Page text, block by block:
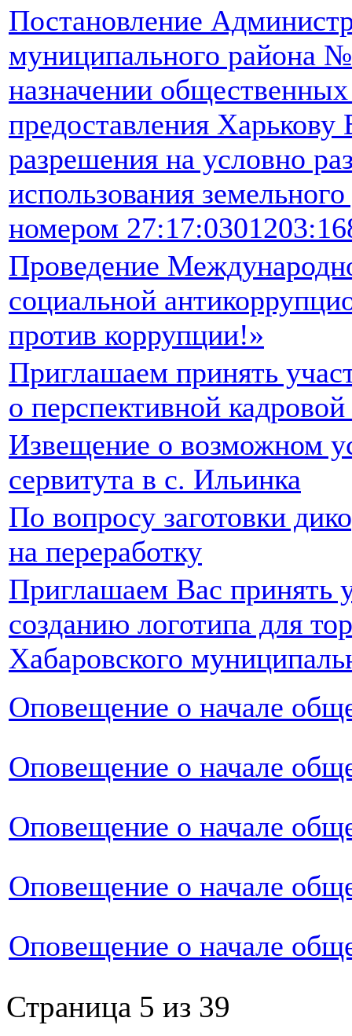
Постановление
муниципального района
назначении
предоставления
разрешения на условно
использования
номером
Проведение
социальной
против коррупции!»
Приглашаем принять
о перспективной
Извещение о возможном
сервитута в с. Ильинка
По вопросу заготовки
на переработку
Приглашаем Вас принять
созданию логотипа для
Хабаровского
Оповещение о начале
Оповещение о начале
Оповещение о начале
Оповещение о начале
Оповещение о начале
Страница 5 из 39